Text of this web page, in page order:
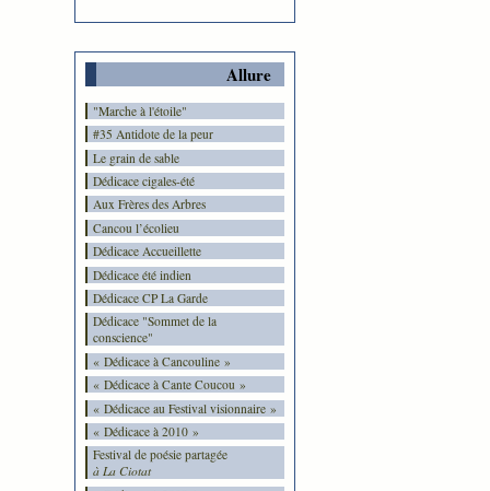
Allure
"Marche à l'étoile"
#35 Antidote de la peur
Le grain de sable
Dédicace cigales-été
Aux Frères des Arbres
Cancou l’écolieu
Dédicace Accueillette
Dédicace été indien
Dédicace CP La Garde
Dédicace "Sommet de la
conscience"
« Dédicace à Cancouline »
« Dédicace à Cante Coucou »
« Dédicace au Festival visionnaire »
« Dédicace à 2010 »
Festival de poésie partagée
à La Ciotat